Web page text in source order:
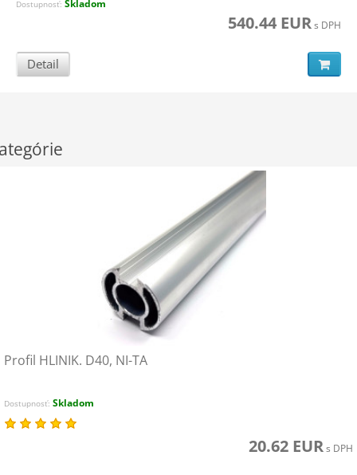
Dostupnosť: Skladom
540.44 EURs DPH
Detail
Profil HLINIK. D40, NI-TA
Dostupnosť: Skladom
20.62 EURs DPH